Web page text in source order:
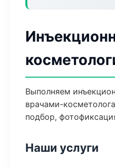
Выполняем
врачами-
подбор,
Наши услуги